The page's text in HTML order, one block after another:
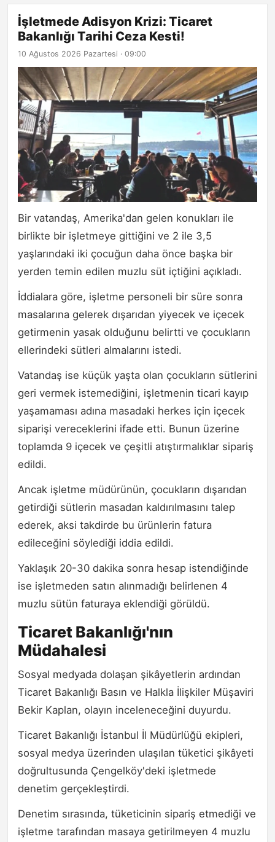
İşletmede Adisyon Krizi: Ticaret
Bakanlığı Tarihi Ceza Kesti!
10 Ağustos 2026 Pazartesi · 09:00
Bir vatandaş, Amerika'dan gelen konukları ile
birlikte bir işletmeye gittiğini ve 2 ile 3,5
yaşlarındaki iki çocuğun daha önce başka bir
yerden temin edilen muzlu süt içtiğini açıkladı.
İddialara göre, işletme personeli bir süre sonra
masalarına gelerek dışarıdan yiyecek ve içecek
getirmenin yasak olduğunu belirtti ve çocukların
ellerindeki sütleri almalarını istedi.
Vatandaş ise küçük yaşta olan çocukların sütlerini
geri vermek istemediğini, işletmenin ticari kayıp
yaşamaması adına masadaki herkes için içecek
siparişi vereceklerini ifade etti. Bunun üzerine
toplamda 9 içecek ve çeşitli atıştırmalıklar sipariş
edildi.
Ancak işletme müdürünün, çocukların dışarıdan
getirdiği sütlerin masadan kaldırılmasını talep
ederek, aksi takdirde bu ürünlerin fatura
edileceğini söylediği iddia edildi.
Yaklaşık 20-30 dakika sonra hesap istendiğinde
ise işletmeden satın alınmadığı belirlenen 4
muzlu sütün faturaya eklendiği görüldü.
Ticaret Bakanlığı'nın
Müdahalesi
Sosyal medyada dolaşan şikâyetlerin ardından
Ticaret Bakanlığı Basın ve Halkla İlişkiler Müşaviri
Bekir Kaplan, olayın inceleneceğini duyurdu.
Ticaret Bakanlığı İstanbul İl Müdürlüğü ekipleri,
sosyal medya üzerinden ulaşılan tüketici şikâyeti
doğrultusunda Çengelköy'deki işletmede
denetim gerçekleştirdi.
Denetim sırasında, tüketicinin sipariş etmediği ve
işletme tarafından masaya getirilmeyen 4 muzlu